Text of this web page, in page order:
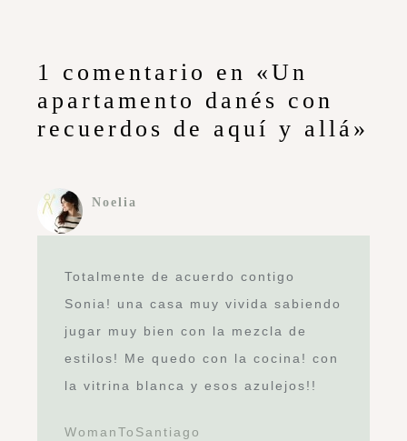
1 comentario en «Un
apartamento danés con
recuerdos de aquí y allá»
Noelia
Totalmente de acuerdo contigo
Sonia! una casa muy vivida sabiendo
jugar muy bien con la mezcla de
estilos! Me quedo con la cocina! con
la vitrina blanca y esos azulejos!!
WomanToSantiago